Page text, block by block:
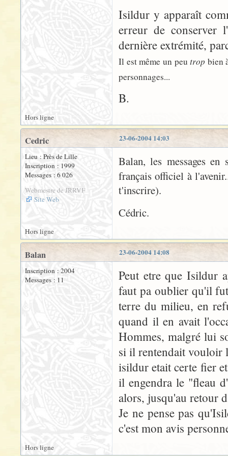
Isildur y apparaît
erreur de conserver
dernière extrémité,
Il est même un peutrop bien
personnages...
B.
Hors ligne
23-06-2004 14:03
Cedric
Lieu : Près de Lille
Inscription : 1999
Messages : 6 026
Webmestre de JRRVF
Site Web
Balan, les messages
français officiel à
t'inscrire).
Cédric.
Hors ligne
23-06-2004 14:08
Balan
Inscription : 2004
Messages : 11
Peut etre que Isildur
faut pa oublier qu'il
terre du milieu, en
quand il en avait
Hommes, malgré lui
si il rentendait vouloir
isildur etait certe fier
il engendra le "fleau
alors, jusqu'au retour
Je ne pense pas
c'est mon avis
Hors ligne